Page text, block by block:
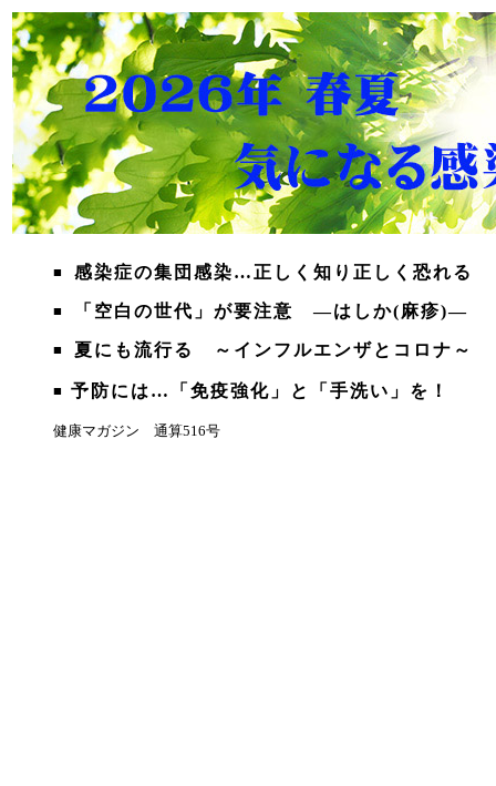
■ 感染症の集団感染…正しく知り正しく恐れる
■ 「空白の世代」が要注意 ―はしか(麻疹)―
■ 夏にも流行る ～インフルエンザとコロナ～
■ 予防には…「免疫強化」と「手洗い」を！
健康マガジン 通算516号